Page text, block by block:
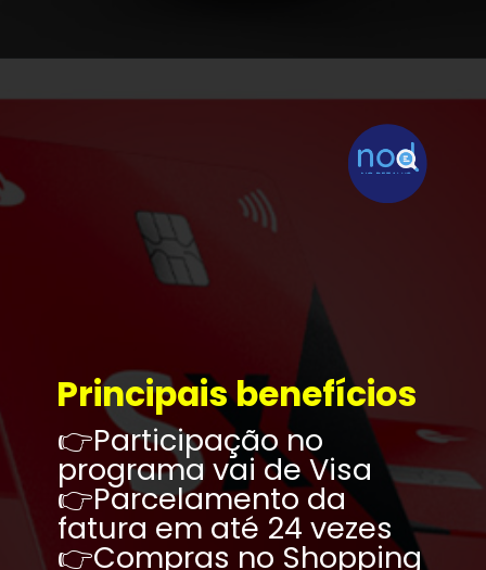
Principais benefícios
👉Participação no
programa vai de Visa
👉Parcelamento da
fatura em até 24 vezes
👉Compras no Shopping